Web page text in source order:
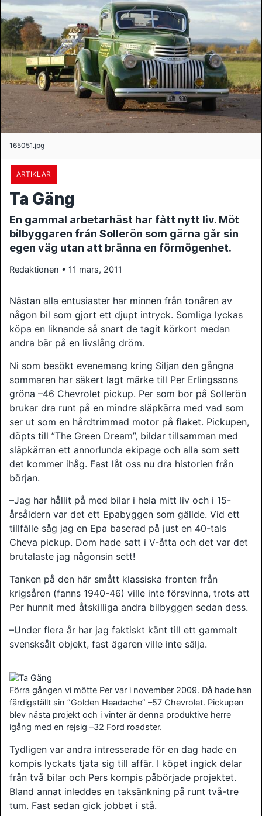
165051.jpg
ARTIKLAR
Ta Gäng
En gammal arbetarhäst har fått nytt liv. Möt
bilbyggaren från Sollerön som gärna går sin
egen väg utan att bränna en förmögenhet.
Redaktionen • 11 mars, 2011
Nästan alla entusiaster har minnen från tonåren av
någon bil som gjort ett djupt intryck. Somliga lyckas
köpa en liknande så snart de tagit körkort medan
andra bär på en livslång dröm.
Ni som besökt evenemang kring Siljan den gångna
sommaren har säkert lagt märke till Per Erlingssons
gröna –46 Chevrolet pickup. Per som bor på Sollerön
brukar dra runt på en mindre släpkärra med vad som
ser ut som en hårdtrimmad motor på flaket. Pickupen,
döpts till ”The Green Dream”, bildar tillsamman med
släpkärran ett annorlunda ekipage och alla som sett
det kommer ihåg. Fast låt oss nu dra historien från
början.
–Jag har hållit på med bilar i hela mitt liv och i 15-
årsåldern var det ett Epabyggen som gällde. Vid ett
tillfälle såg jag en Epa baserad på just en 40-tals
Cheva pickup. Dom hade satt i V-åtta och det var det
brutalaste jag någonsin sett!
Tanken på den här smått klassiska fronten från
krigsåren (fanns 1940-46) ville inte försvinna, trots att
Per hunnit med åtskilliga andra bilbyggen sedan dess.
–Under flera år har jag faktiskt känt till ett gammalt
svensksålt objekt, fast ägaren ville inte sälja.
Förra gången vi mötte Per var i november 2009. Då hade han
färdigställt sin ”Golden Headache” –57 Chevrolet. Pickupen
blev nästa projekt och i vinter är denna produktive herre
igång med en rejsig –32 Ford roadster.
Tydligen var andra intresserade för en dag hade en
kompis lyckats tjata sig till affär. I köpet ingick delar
från två bilar och Pers kompis påbörjade projektet.
Bland annat inleddes en taksänkning på runt två-tre
tum. Fast sedan gick jobbet i stå.